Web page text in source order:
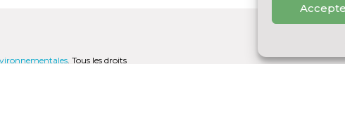
. Tous les droits